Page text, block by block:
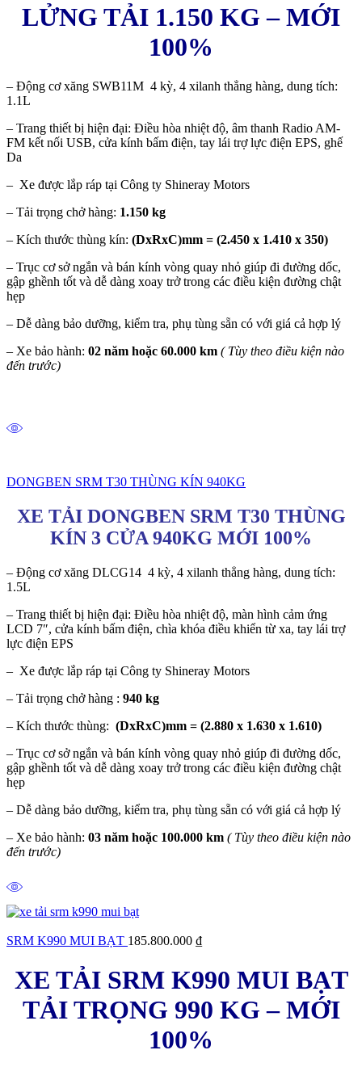
LỬNG TẢI 1.150 KG – MỚI
100%
– Động cơ xăng SWB11M 4 kỳ, 4 xilanh thẳng hàng, dung tích:
1.1L
– Trang thiết bị hiện đại: Điều hòa nhiệt độ, âm thanh Radio AM-
FM kết nối USB, cửa kính bấm điện, tay lái trợ lực điện EPS, ghế
Da
– Xe được lắp ráp tại Công ty Shineray Motors
– Tải trọng chở hàng: 1.150 kg
– Kích thước thùng kín: (DxRxC)mm = (2.450 x 1.410 x 350)
– Trục cơ sở ngắn và bán kính vòng quay nhỏ giúp đi đường dốc,
gập ghềnh tốt và dễ dàng xoay trở trong các điều kiện đường chật
hẹp
– Dễ dàng bảo dưỡng, kiểm tra, phụ tùng sẵn có với giá cả hợp lý
– Xe bảo hành: 02 năm hoặc 60.000 km ( Tùy theo điều kiện nào
đến trước)
DONGBEN SRM T30 THÙNG KÍN 940KG
XE TẢI DONGBEN SRM T30 THÙNG
KÍN 3 CỬA 940KG MỚI 100%
– Động cơ xăng DLCG14 4 kỳ, 4 xilanh thẳng hàng, dung tích:
1.5L
– Trang thiết bị hiện đại: Điều hòa nhiệt độ, màn hình cảm ứng
LCD 7″, cửa kính bấm điện, chìa khóa điều khiển từ xa, tay lái trợ
lực điện EPS
– Xe được lắp ráp tại Công ty Shineray Motors
– Tải trọng chở hàng : 940 kg
– Kích thước thùng: (DxRxC)mm = (2.880 x 1.630 x 1.610)
– Trục cơ sở ngắn và bán kính vòng quay nhỏ giúp đi đường dốc,
gập ghềnh tốt và dễ dàng xoay trở trong các điều kiện đường chật
hẹp
– Dễ dàng bảo dưỡng, kiểm tra, phụ tùng sẵn có với giá cả hợp lý
– Xe bảo hành: 03 năm hoặc 100.000 km ( Tùy theo điều kiện nào
đến trước)
SRM K990 MUI BẠT 185.800.000 ₫
XE TẢI SRM K990 MUI BẠT
TẢI TRỌNG 990 KG – MỚI
100%